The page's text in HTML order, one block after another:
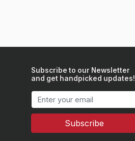
Subscribe to our Newsletter
and get handpicked updates!
Subscribe